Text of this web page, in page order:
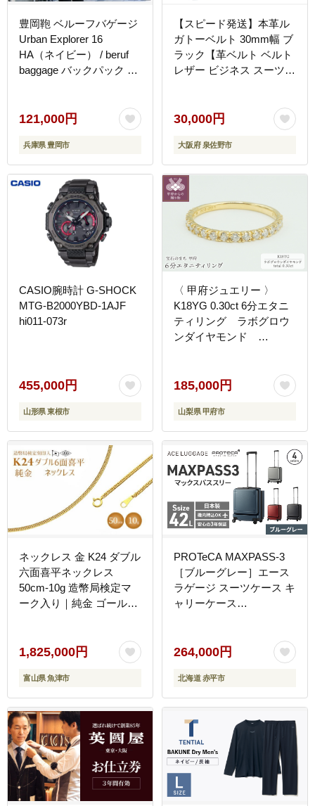
豊岡鞄 ベルーフバゲージ
Urban Explorer 16
HA（ネイビー） / beruf
baggage バックパック ビ
ンズ リュックメンズ 軽量
121,000円
兵庫県 豊岡市
【スピード発送】本革ル
ガトーベルト 30mm幅 ブ
ラック【革ベルト ベルト
レザー ビジネス スーツ
G2837
30,000円
大阪府 泉佐野市
CASIO腕時計 G-SHOCK
MTG-B2000YBD-1AJF
hi011-073r
455,000円
山形県 東根市
〈 甲府ジュエリー 〉
K18YG 0.30ct 6分エタニ
ティリング ラボグロウ
ンダイヤモンド
185,000円
山梨県 甲府市
ネックレス 金 K24 ダブル
六面喜平ネックレス
50cm-10g 造幣局検定マ
ーク入り｜純金 ゴールド
ン ギフト プレゼント 富
山県 魚津市 ※沖縄への配
送不可
1,825,000円
富山県 魚津市
PROTeCA MAXPASS-3
［ブルーグレー］エース
ラゲージ スーツケース キ
ャリーケース
リー かばん バッグ 国産
日本製 抗ウイルス仕様 北
海道 赤平市
264,000円
北海道 赤平市